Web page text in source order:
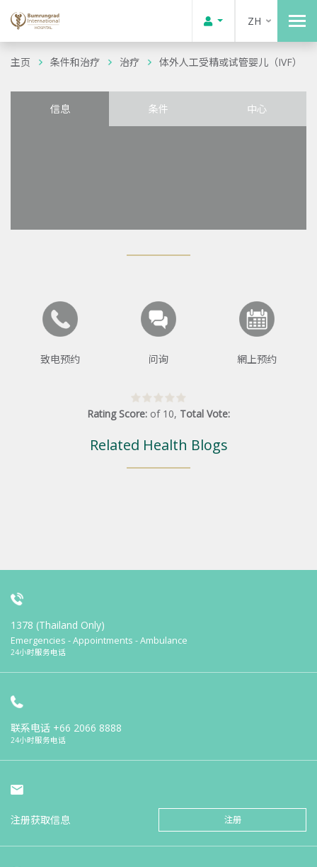
ZH
主页 条件和治疗 治疗 体外人工受精或试管婴儿（IVF）
信息 条件 中心
致电预约 问询 網上预约
Rating Score: of 10, Total Vote:
Related Health Blogs
1378 (Thailand Only)
Emergencies - Appointments - Ambulance
24小时服务电话
联系电话 +66 2066 8888
24小时服务电话
注册获取信息 注册